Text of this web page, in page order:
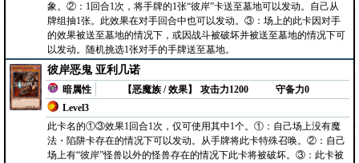
象。②：1回合1次，将手牌的1张“彼岸”卡送至墓地可以发动。自己从
牌组抽1张。此效果在对手回合中也可以发动。③：场上的此卡因对手
的效果被送至墓地的情况下，或因战斗被破坏并被送至墓地的情况下可
以发动。随机挑选1张对手的手牌送至墓地。
彼岸恶鬼 亚利几诺
暗属性
【恶魔族 / 效果】
Level3
攻击力1200 守备力0
此卡名的①③效果1回合1次，仅可使用其中1个。①：自己场上没有魔
法・陷阱卡存在的情况下可以发动。从手牌将此卡特殊召唤。②：自己
场上有“彼岸”怪兽以外的怪兽存在的情况下此卡将被破坏。③：此卡被